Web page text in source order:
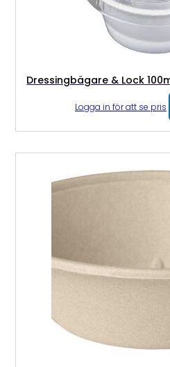
Dressingbägare & Lock
Logga in för att se pris